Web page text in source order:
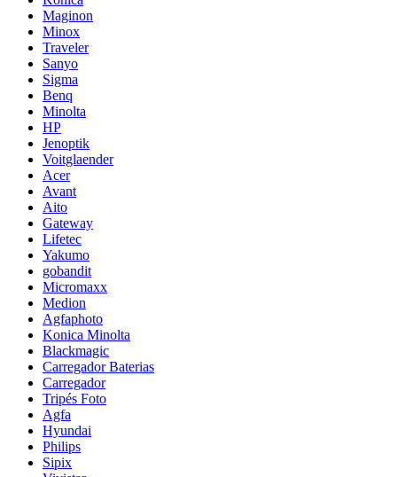
Maginon
Minox
Traveler
Sanyo
Sigma
Benq
Minolta
HP
Jenoptik
Voitglaender
Acer
Avant
Aito
Gateway
Lifetec
Yakumo
gobandit
Micromaxx
Medion
Agfaphoto
Konica Minolta
Blackmagic
Carregador Baterias
Carregador
Tripés Foto
Agfa
Hyundai
Philips
Sipix